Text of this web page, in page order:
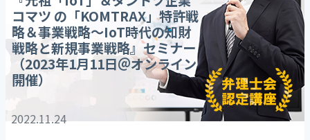
コマツ の「KOMTRAX」特許戦
略＆事業戦略～IoT時代の知財
戦略と新規事業戦略』セミナー
（2023年1月11日＠オンライン
開催）
2022.11.24